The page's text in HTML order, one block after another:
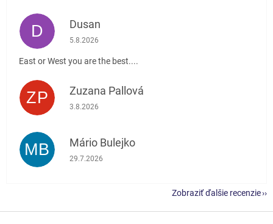
D Dusan
Hodnotenie obchodu je 5 z 5 hviezdičiek.
5.8.2026
East or West you are the best....
ZP Zuzana Pallová
Hodnotenie obchodu je 5 z 5 hviezdičiek.
3.8.2026
MB Mário Bulejko
Hodnotenie obchodu je 5 z 5 hviezdičiek.
29.7.2026
Zobraziť ďalšie recenzie